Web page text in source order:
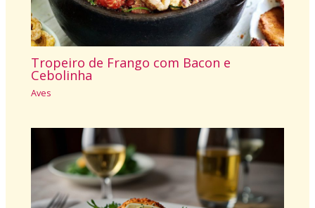
Tropeiro de Frango com Bacon e
Cebolinha
Aves